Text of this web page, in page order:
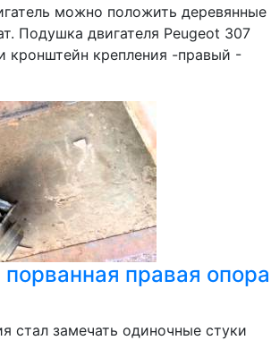
можно положить деревянные
Подушка двигателя Peugeot 307
кронштейн крепления -правый -
правая опора
стал замечать одиночные стуки